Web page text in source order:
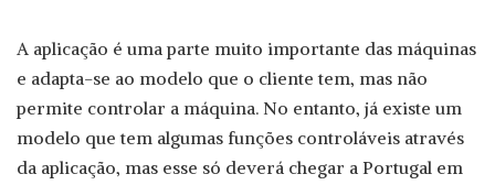
A aplicação é uma parte muito importante das máquinas
e adapta-se ao modelo que o cliente tem, mas não
permite controlar a máquina. No entanto, já existe um
modelo que tem algumas funções controláveis através
da aplicação, mas esse só deverá chegar a Portugal em